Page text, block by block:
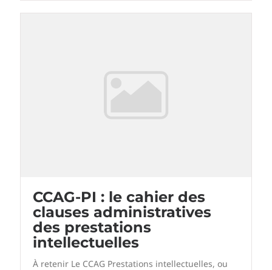
CCAG-PI : le cahier des
clauses administratives
des prestations
intellectuelles
À retenir Le CCAG Prestations intellectuelles, ou